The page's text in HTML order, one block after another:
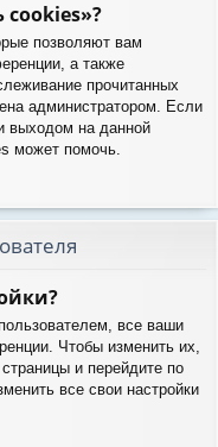
позволяют вам
а также
прочитанных
администратором. Если
выходом на данной
может помочь.
все ваши
Чтобы изменить их,
и перейдите по
все свои настройки